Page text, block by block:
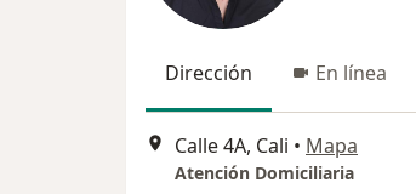
Dirección En línea
Calle 4A, Cali • Mapa
Atención Domiciliaria